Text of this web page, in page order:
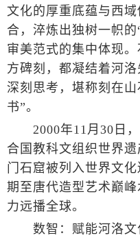
文化的厚重底蕴与西
合，淬炼出独树一帜
审美范式的集中体现
方碑刻，都凝结着河
深刻思考，堪称刻在
书”。
2000年11月30日，
合国教科文组织世界
门石窟被列入世界文
期至唐代造型艺术巅
力远播全球。
数智：赋能河洛文